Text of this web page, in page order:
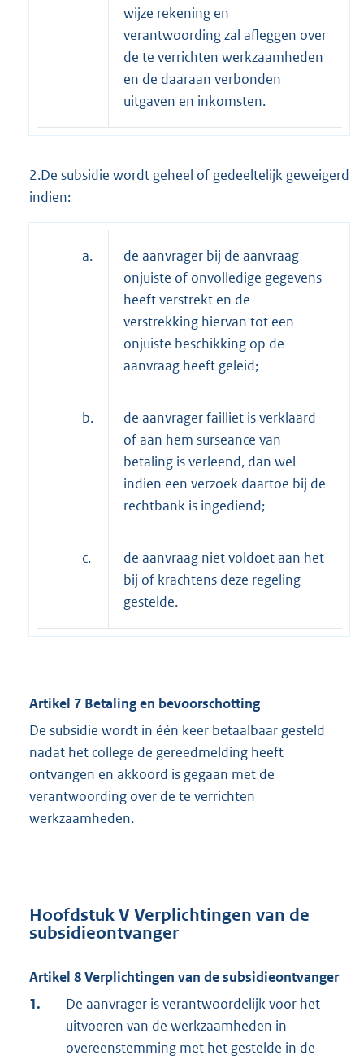
wijze rekening en
verantwoording zal afleggen over
de te verrichten werkzaamheden
en de daaraan verbonden
uitgaven en inkomsten.
2.De subsidie wordt geheel of gedeeltelijk geweigerd
indien:
a.
de aanvrager bij de aanvraag
onjuiste of onvolledige gegevens
heeft verstrekt en de
verstrekking hiervan tot een
onjuiste beschikking op de
aanvraag heeft geleid;
b.
de aanvrager failliet is verklaard
of aan hem surseance van
betaling is verleend, dan wel
indien een verzoek daartoe bij de
rechtbank is ingediend;
c.
de aanvraag niet voldoet aan het
bij of krachtens deze regeling
gestelde.
Artikel 7 Betaling en bevoorschotting
De subsidie wordt in één keer betaalbaar gesteld
nadat het college de gereedmelding heeft
ontvangen en akkoord is gegaan met de
verantwoording over de te verrichten
werkzaamheden.
Hoofdstuk V Verplichtingen van de
subsidieontvanger
Artikel 8 Verplichtingen van de subsidieontvanger
1.
De aanvrager is verantwoordelijk voor het
uitvoeren van de werkzaamheden in
overeenstemming met het gestelde in de